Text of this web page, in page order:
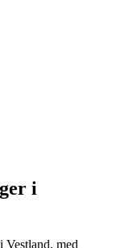
i
Vestland, med